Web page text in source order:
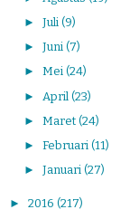
► Juli (9)
► Juni (7)
► Mei (24)
► April (23)
► Maret (24)
► Februari (11)
► Januari (27)
► 2016 (217)